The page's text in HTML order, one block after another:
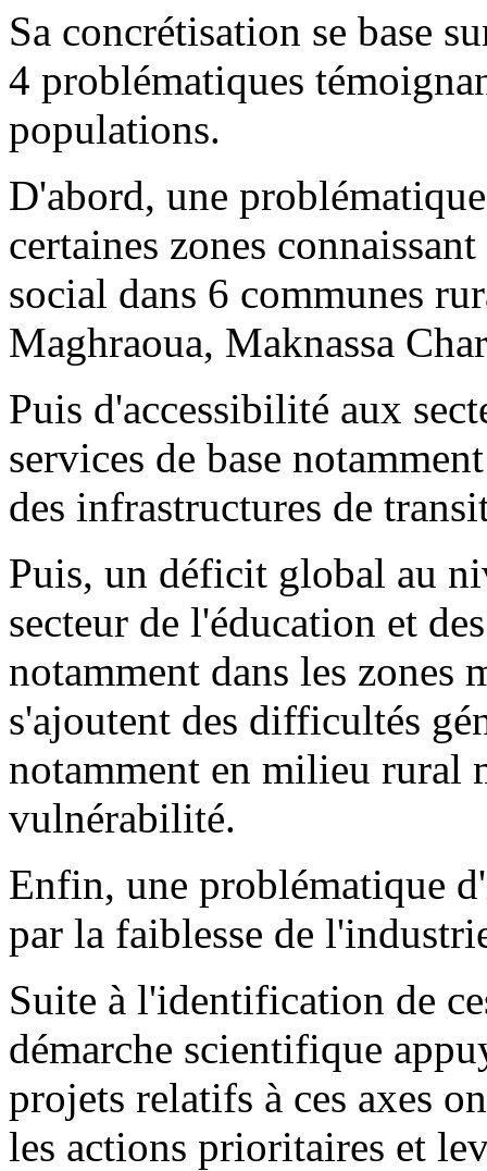
Sa concrétisation se base
4 problématiques
populations.
D'abord, une
certaines zones
social dans 6 communes
Maghraoua, Maknassa
Puis d'accessibilité aux
services de base
des infrastructures de
Puis, un déficit global au
secteur de l'éducation et
notamment dans les zones
s'ajoutent des difficultés
notamment en milieu rural
vulnérabilité.
Enfin, une problématique
par la faiblesse de
Suite à l'identification de
démarche scientifique
projets relatifs à ces axes
les actions prioritaires et